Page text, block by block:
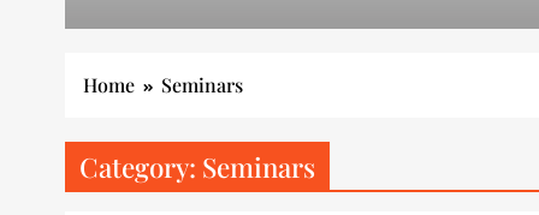
Home Seminars
Category: Seminars